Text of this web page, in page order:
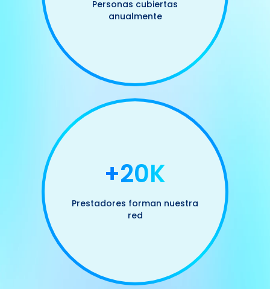
Personas cubiertas
anualmente
+20K
Prestadores forman nuestra
red